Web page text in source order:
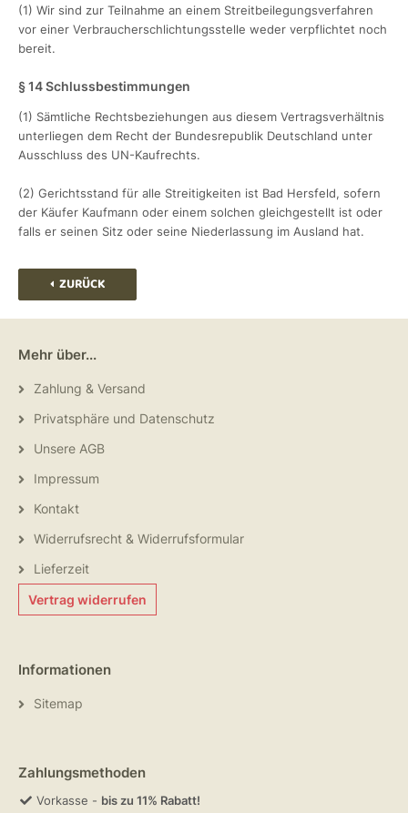
(1) Wir sind zur Teilnahme an einem Streitbeilegungsverfahren
vor einer Verbraucherschlichtungsstelle weder verpflichtet noch
bereit.
§ 14 Schlussbestimmungen
(1) Sämtliche Rechtsbeziehungen aus diesem Vertragsverhältnis
unterliegen dem Recht der Bundesrepublik Deutschland unter
Ausschluss des UN-Kaufrechts.
(2) Gerichtsstand für alle Streitigkeiten ist Bad Hersfeld, sofern
der Käufer Kaufmann oder einem solchen gleichgestellt ist oder
falls er seinen Sitz oder seine Niederlassung im Ausland hat.
ZURÜCK
Mehr über...
Zahlung & Versand
Privatsphäre und Datenschutz
Unsere AGB
Impressum
Kontakt
Widerrufsrecht & Widerrufsformular
Lieferzeit
Vertrag widerrufen
Informationen
Sitemap
Zahlungsmethoden
Vorkasse - bis zu 11% Rabatt!